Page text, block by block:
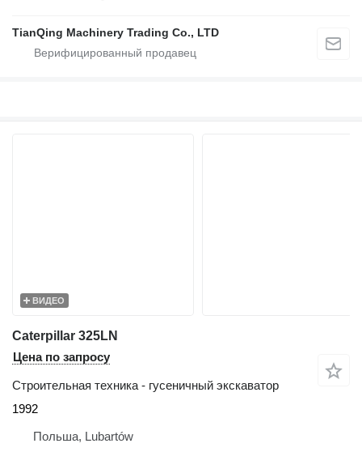
TianQing Machinery Trading Co., LTD
ВИДЕО
Caterpillar 325LN
Цена по запросу
Строительная техника - гусеничный экскаватор
1992
Польша, Lubartów